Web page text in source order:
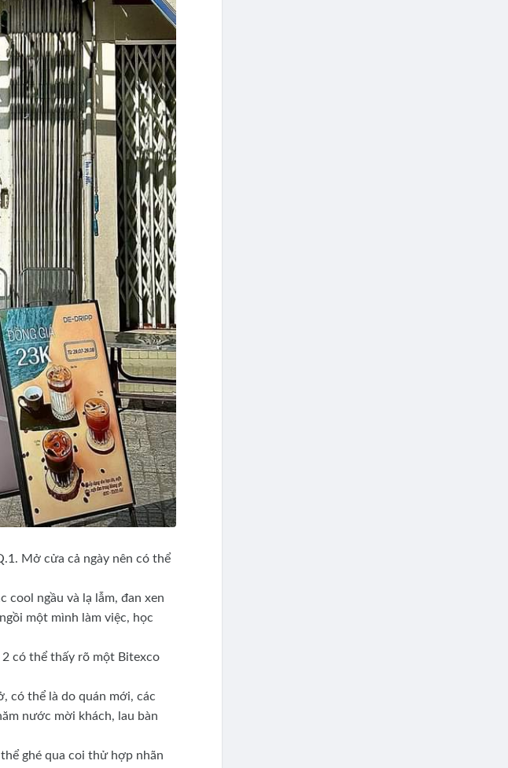
Mở cửa cả ngày nên có thể
cool ngầu và lạ lẫm, đan xen
một mình làm việc, học
có thể thấy rõ một Bitexco
có thể là do quán mới, các
nước mời khách, lau bàn
ghé qua coi thử hợp nhãn